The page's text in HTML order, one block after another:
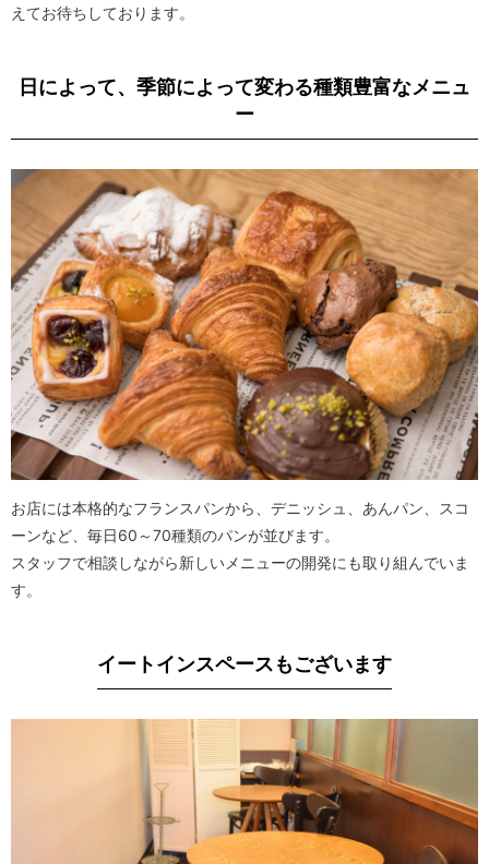
えてお待ちしております。
日によって、季節によって変わる種類豊富なメニュ
ー
お店には本格的なフランスパンから、デニッシュ、あんパン、スコ
ーンなど、毎日60～70種類のパンが並びます。
スタッフで相談しながら新しいメニューの開発にも取り組んでいま
す。
イートインスペースもございます